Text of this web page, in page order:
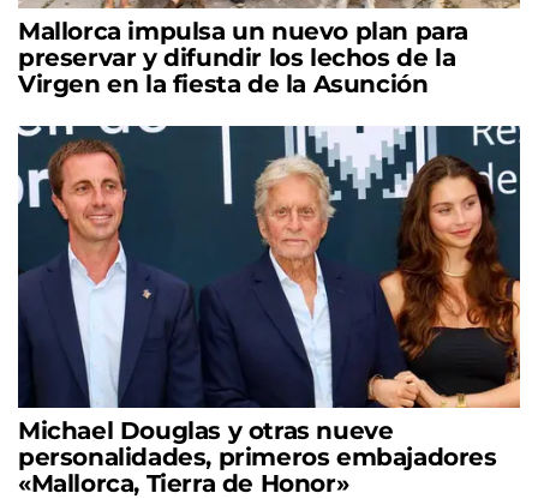
Mallorca impulsa un nuevo plan para
preservar y difundir los lechos de la
Virgen en la fiesta de la Asunción
Michael Douglas y otras nueve
personalidades, primeros embajadores
«Mallorca, Tierra de Honor»